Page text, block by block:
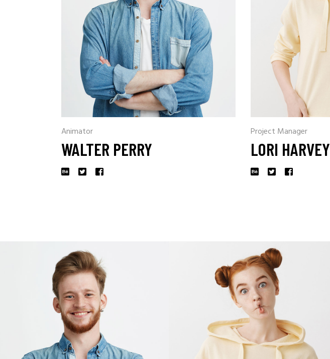
Animator
WALTER PERRY
Project Manager
LORI HARVEY